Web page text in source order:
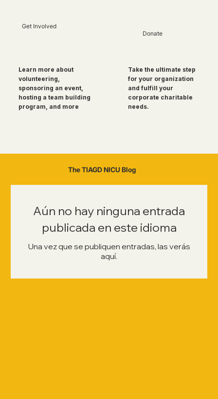
Get Involved
Learn more about
volunteering,
sponsoring an event,
hosting a team building
program, and more
Donate
Take the ultimate step
for your organization
and fulfill your
corporate charitable
needs.
The TIAGD NICU Blog
Aún no hay ninguna entrada
publicada en este idioma
Una vez que se publiquen entradas, las verás
aquí.